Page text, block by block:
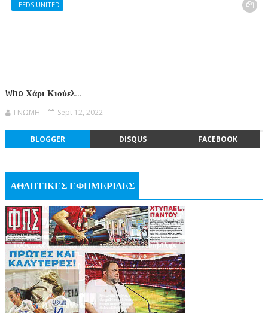
LEEDS UNITED
Who Χάρι Κιούελ...
ΓΝΩΜΗ Sept 12, 2022
BLOGGER DISQUS FACEBOOK
ΑΘΛΗΤΙΚΕΣ ΕΦΗΜΕΡΙΔΕΣ